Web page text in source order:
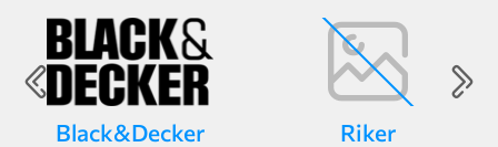
Black&Decker Riker